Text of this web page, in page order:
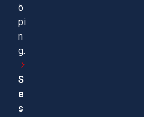
ö
pi
n
g.
S
e
s